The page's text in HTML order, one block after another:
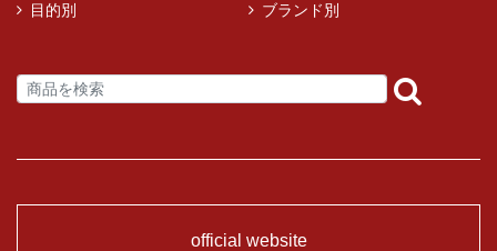
目的別 ブランド別
official website